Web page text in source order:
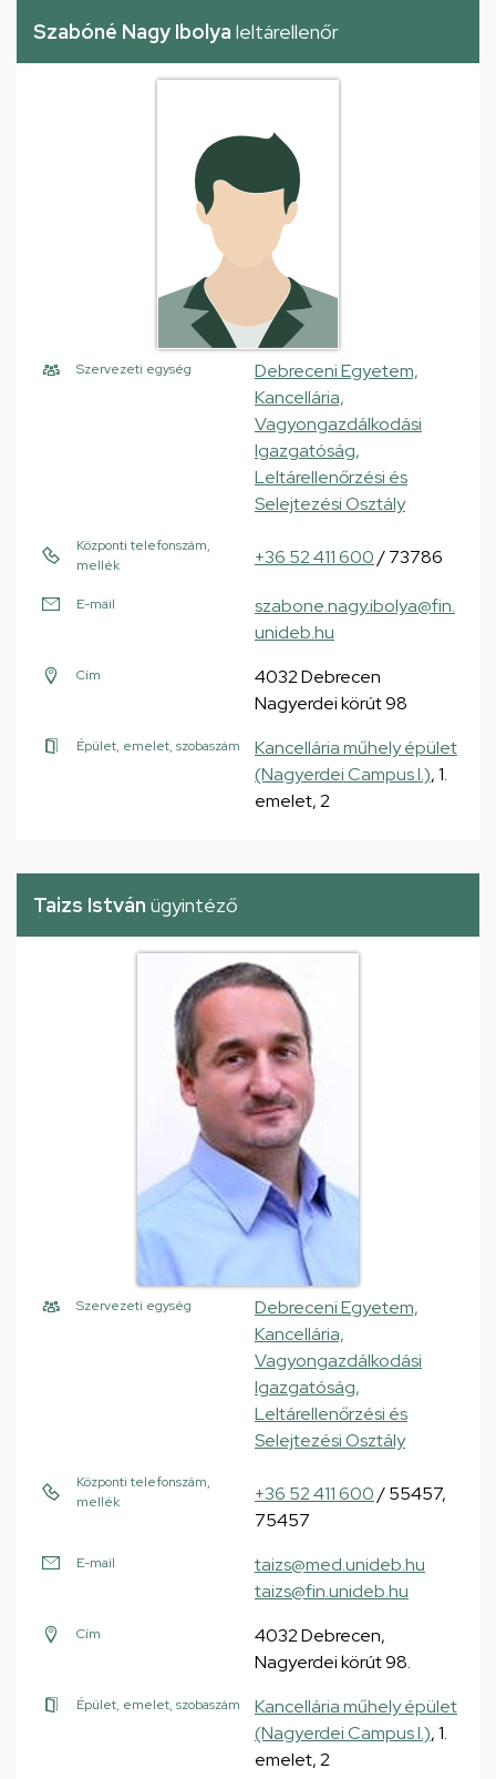
Szabóné Nagy Ibolya leltárellenőr
Szervezeti egység
Debreceni Egyetem,
Kancellária,
Vagyongazdálkodási
Igazgatóság,
Leltárellenőrzési és
Selejtezési Osztály
Központi telefonszám,
mellék
+36 52 411 600/ 73786
E-mail
szabone.nagy.ibolya@fin.
unideb.hu
Cím
4032 Debrecen
Nagyerdei körút 98
Épület, emelet, szobaszám
Kancellária műhely épület
(Nagyerdei Campus I.), 1.
emelet, 2
Taizs István ügyintéző
Szervezeti egység
Debreceni Egyetem,
Kancellária,
Vagyongazdálkodási
Igazgatóság,
Leltárellenőrzési és
Selejtezési Osztály
Központi telefonszám,
mellék
+36 52 411 600/ 55457,
75457
E-mail
taizs@med.unideb.hu
taizs@fin.unideb.hu
Cím
4032 Debrecen,
Nagyerdei körút 98.
Épület, emelet, szobaszám
Kancellária műhely épület
(Nagyerdei Campus I.), 1.
emelet, 2